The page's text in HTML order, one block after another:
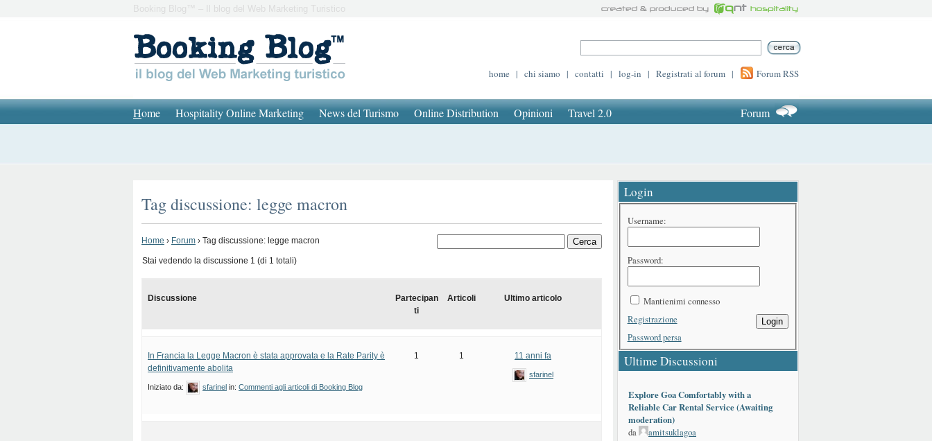
Booking Blog™ – Il blog del Web Marketing Turistico
home | chi siamo | contatti | log-in | Registrati al forum | Forum RSS
Home Hospitality Online Marketing News del Turismo Online Distribution Opinioni Travel 2.0 Forum
Tag discussione: legge macron
Home › Forum › Tag discussione: legge macron
Stai vedendo la discussione 1 (di 1 totali)
Discussione
Partecipan
ti
Articoli Ultimo articolo
In Francia la Legge Macron è stata approvata e la Rate Parity è
definitivamente abolita
Iniziato da: sfarinel in: Commenti agli articoli di Booking Blog
1 1 11 anni fa
sfarinel
Login
Username:
Password:
Mantienimi connesso
Login
Registrazione
Password persa
Ultime Discussioni
Explore Goa Comfortably with a
Reliable Car Rental Service (Awaiting
moderation)
da
amitsuklagoa